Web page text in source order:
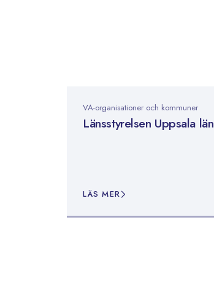
VA-organisationer och kommuner
Länsstyrelsen Uppsala län
LÄS MER